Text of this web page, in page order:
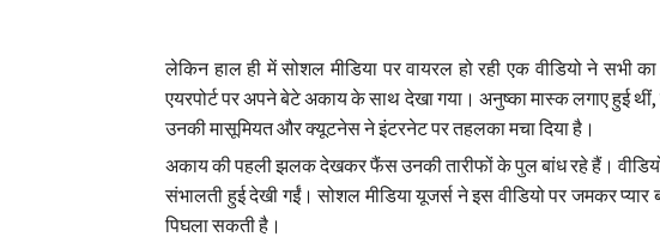
लेकिन हाल ही में सोशल मीडिया पर वायरल हो रही एक वीडियो ने सभी
एयरपोर्ट पर अपने बेटे अकाय के साथ देखा गया। अनुष्का मास्क लगाए हुई
उनकी मासूमियत और क्यूटनेस ने इंटरनेट पर तहलका मचा दिया है।
अकाय की पहली झलक देखकर फैंस उनकी तारीफों के पुल बांध रहे हैं।
संभालती हुई देखी गईं। सोशल मीडिया यूजर्स ने इस वीडियो पर जमकर
पिघला सकती है।